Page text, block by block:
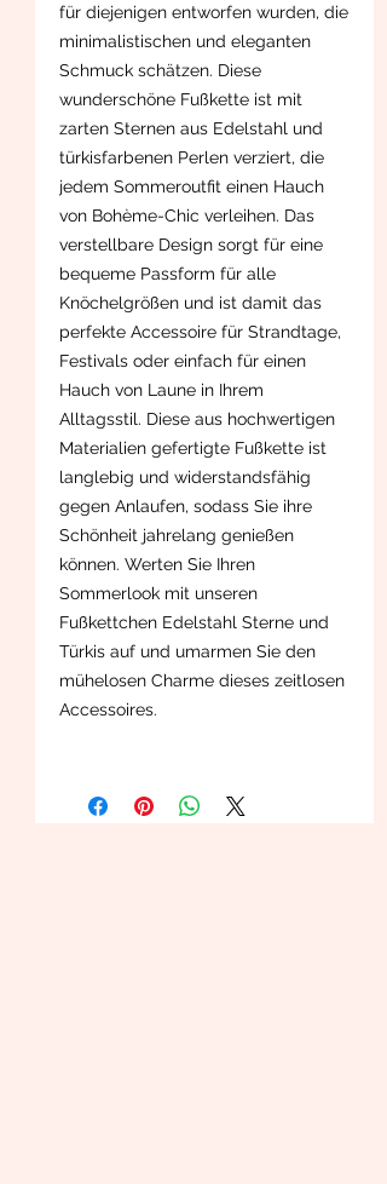
für diejenigen entworfen wurden, die
minimalistischen und eleganten
Schmuck schätzen. Diese
wunderschöne Fußkette ist mit
zarten Sternen aus Edelstahl und
türkisfarbenen Perlen verziert, die
jedem Sommeroutfit einen Hauch
von Bohème-Chic verleihen. Das
verstellbare Design sorgt für eine
bequeme Passform für alle
Knöchelgrößen und ist damit das
perfekte Accessoire für Strandtage,
Festivals oder einfach für einen
Hauch von Laune in Ihrem
Alltagsstil. Diese aus hochwertigen
Materialien gefertigte Fußkette ist
langlebig und widerstandsfähig
gegen Anlaufen, sodass Sie ihre
Schönheit jahrelang genießen
können. Werten Sie Ihren
Sommerlook mit unseren
Fußkettchen Edelstahl Sterne und
Türkis auf und umarmen Sie den
mühelosen Charme dieses zeitlosen
Accessoires.